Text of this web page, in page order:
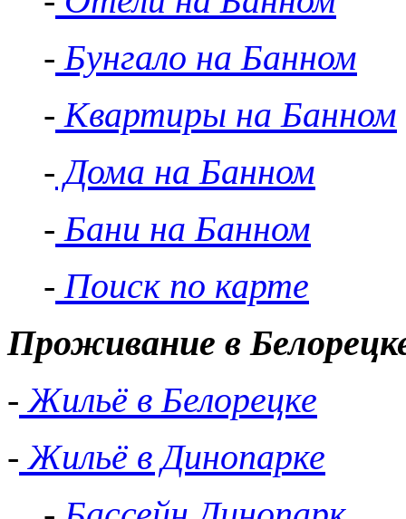
- Бунгало на Банном
- Квартиры на Банном
- Дома на Банном
- Бани на Банном
- Поиск по карте
Проживание в
- Жильё в Белорецке
- Жильё в Динопарке